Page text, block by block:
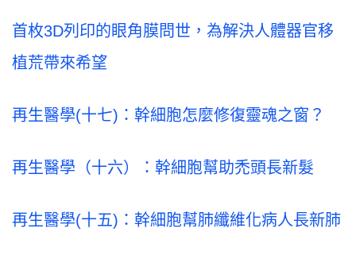
首枚3D列印的眼角膜問世，為解決人體器官移
植荒帶來希望
再生醫學(十七)：幹細胞怎麼修復靈魂之窗？
再生醫學（十六）：幹細胞幫助禿頭長新髮
再生醫學(十五)：幹細胞幫肺纖維化病人長新肺